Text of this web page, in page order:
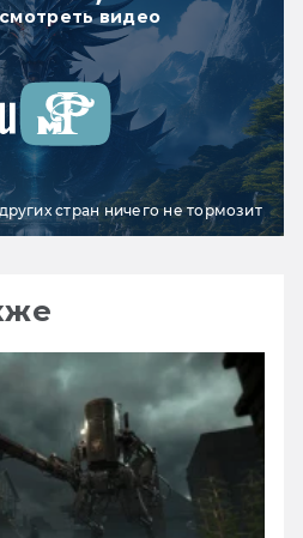
видео
стран ничего не тормозит